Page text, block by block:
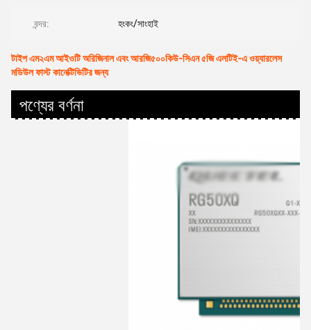
বন্দর: হংকং/সাংহাই
টাইপ এম২এম আইওটি অরিজিনাল এবং আরজি৫০০কিউ-সিএন ৫জি এলটিই-এ ওয়্যারলেস
মডিউল ফাস্ট কানেক্টিভিটির জন্য
পণ্যের বর্ণনা